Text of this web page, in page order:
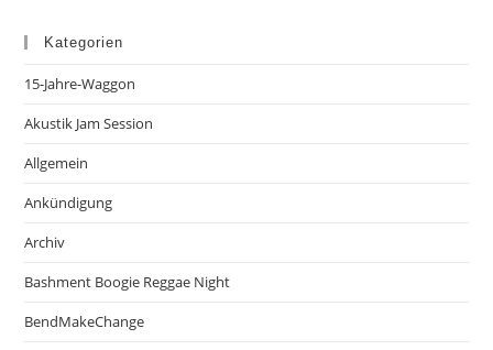
Kategorien
15-Jahre-Waggon
Akustik Jam Session
Allgemein
Ankündigung
Archiv
Bashment Boogie Reggae Night
BendMakeChange